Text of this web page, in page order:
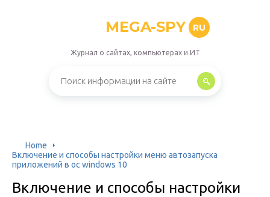
MEGA-SPY RU
Журнал о сайтах, компьютерах и ИТ
Home
Включение и способы настройки меню автозапуска
приложений в ос windows 10
Включение и способы настройки